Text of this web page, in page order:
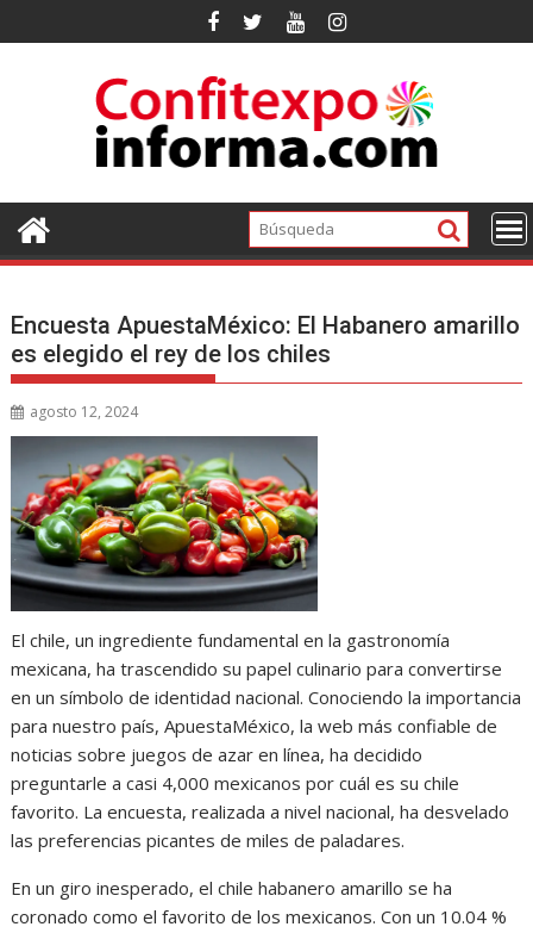
al
Encuesta ApuestaMéxico: El Habanero amarillo
es elegido el rey de los chiles
agosto 12, 2024
El chile, un ingrediente fundamental en la gastronomía
mexicana, ha trascendido su papel culinario para convertirse
en un símbolo de identidad nacional. Conociendo la importancia
para nuestro país, ApuestaMéxico, la web más confiable de
noticias sobre juegos de azar en línea, ha decidido
preguntarle a casi 4,000 mexicanos por cuál es su chile
favorito. La encuesta, realizada a nivel nacional, ha desvelado
las preferencias picantes de miles de paladares.
En un giro inesperado, el chile habanero amarillo se ha
coronado como el favorito de los mexicanos. Con un 10.04 %